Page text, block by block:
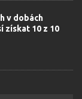
v dobách
získat 10 z 10